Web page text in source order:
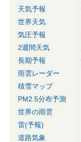
天気予報
世界天気
気圧予報
2週間天気
長期予報
雨雲レーダー
積雪マップ
PM2.5分布予測
世界の雨雲
雷(予報)
道路気象